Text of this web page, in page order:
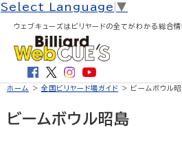
Select Language ▼
ウェブキューズはビリヤードの全てがわかる総合情
ホーム > 全国ビリヤード場ガイド > ビームボウル
ビームボウル昭島